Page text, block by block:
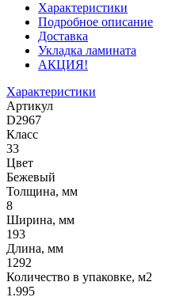
Характеристики
Подробное описание
Доставка
Укладка ламината
АКЦИЯ!
Характеристики
Артикул
D2967
Класс
33
Цвет
Бежевый
Толщина, мм
8
Ширина, мм
193
Длина, мм
1292
Количество в упаковке, м2
1.995